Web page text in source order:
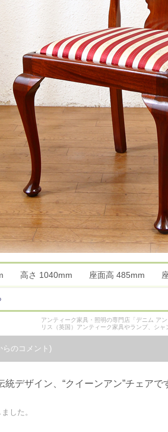
高さ 1040mm 座面高 485mm
アンティーク家具・照明の専門店「デニム ア
リス（英国）アンティーク家具やランプ、シ
らのコメント)
デザイン、“クイーンアン”チェアで
した。